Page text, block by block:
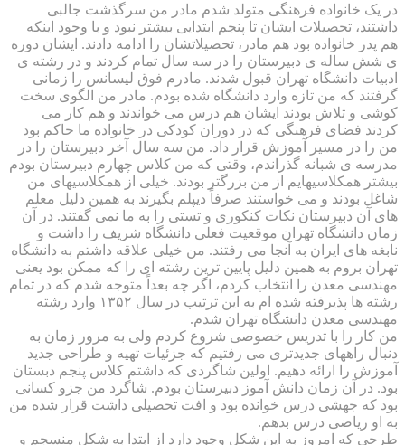
در یک خانواده فرهنگی متولد شدم مادر من سرگذشت جالبی
داشتند، تحصیلات ایشان تا پنجم ابتدایی بیشتر نبود و با وجود اینکه
هم پدر خانواده بود هم مادر، تحصیلاتشان را ادامه دادند. ایشان دوره
ی شش ساله ی دبیرستان را در سه سال تمام کردند و در رشته ی
ادبیات دانشگاه تهران قبول شدند. مادرم فوق لیسانس را زمانی
گرفتند که من تازه وارد دانشگاه شده بودم. مادر من الگوی سخت
کوشی و تلاش بودند ایشان هم درس می خواندند و هم کار می
کردند فضای فرهنگی که در دوران کودکی در خانواده ما حاکم بود
من را در مسیر آموزش قرار داد. من سه سال آخر دبیرستان را در
مدرسه ی شبانه گذراندم، وقتی که من کلاس چهارم دبیرستان بودم
بیشتر همکلاسیهایم از من بزرگتر بودند. خیلی از همکلاسیهای من
شاغل بودند و می خواستند صرفاً دیپلم بگیرند به همین دلیل معلم
های آن دبیرستان نکات کنکوری و تستی را به ما نمی گفتند. در آن
زمان دانشگاه تهران موقعیت فعلی دانشگاه شریف را داشت و
نابغه های ایران به آنجا می رفتند. من خیلی علاقه داشتم به دانشگاه
تهران بروم به همین دلیل پایین ترین رشته ای را که ممکن بود یعنی
مهندسی معدن را انتخاب کردم، اگر چه بعداً متوجه شدم که در تمام
رشته ها پذیرفته شده ام به این ترتیب در سال ۱۳۵۲ وارد رشته
مهندسی معدن دانشگاه تهران شدم.
من کار را با تدریس خصوصی شروع کردم ولی به مرور زمان به
دنبال راههای جدیدتری می رفتیم که جزئیات تهیه و طراحی جدید
آموزش را ارائه دهیم. اولین شاگردی که داشتم کلاس پنجم دبستان
بود. در آن زمان دانش آموز دبیرستان بودم. شاگرد من جزو کسانی
بود که جهشی درس خوانده بود و افت تحصیلی داشت قرار شده من
به او ریاضی درس بدهم.
طرحی که امروز به این شکل وجود دارد از ابتدا به شکل منسجم و